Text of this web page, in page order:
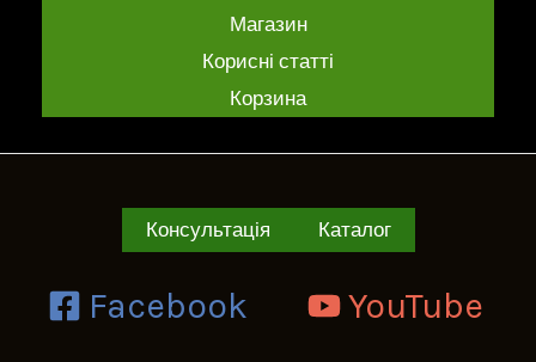
Магазин
Корисні статті
Корзина
Консультація Каталог
Facebook YouTube